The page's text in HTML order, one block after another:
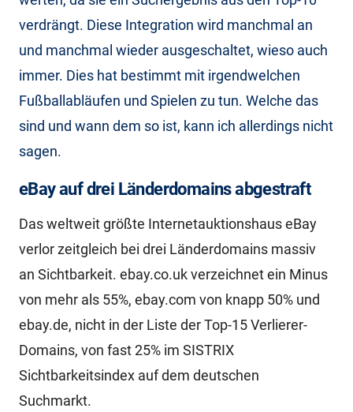
verdrängt. Diese Integration wird manchmal an
und manchmal wieder ausgeschaltet, wieso auch
immer. Dies hat bestimmt mit irgendwelchen
Fußballabläufen und Spielen zu tun. Welche das
sind und wann dem so ist, kann ich allerdings nicht
sagen.
eBay auf drei Länderdomains abgestraft
Das weltweit größte Internetauktionshaus eBay
verlor zeitgleich bei drei Länderdomains massiv
an Sichtbarkeit. ebay.co.uk verzeichnet ein Minus
von mehr als 55%, ebay.com von knapp 50% und
ebay.de, nicht in der Liste der Top-15 Verlierer-
Domains, von fast 25% im SISTRIX
Sichtbarkeitsindex auf dem deutschen
Suchmarkt.